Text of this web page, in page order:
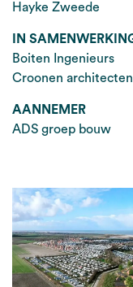
Hayke Zweede
IN
Boiten Ingenieurs
Croonen architecten
AANNEMER
ADS groep bouw